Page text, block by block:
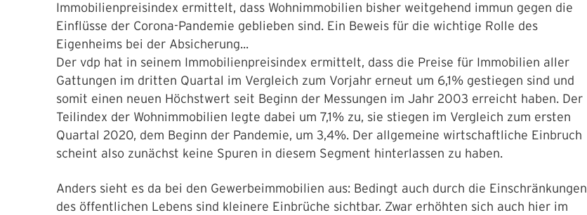
Immobilienpreisindex ermittelt, dass Wohnimmobilien bisher weitgehend immun gegen die
Einflüsse der Corona-Pandemie geblieben sind. Ein Beweis für die wichtige Rolle des
Eigenheims bei der Absicherung...
Der vdp hat in seinem Immobilienpreisindex ermittelt, dass die Preise für Immobilien aller
Gattungen im dritten Quartal im Vergleich zum Vorjahr erneut um 6,1% gestiegen sind und
somit einen neuen Höchstwert seit Beginn der Messungen im Jahr 2003 erreicht haben. Der
Teilindex der Wohnimmobilien legte dabei um 7,1% zu, sie stiegen im Vergleich zum ersten
Quartal 2020, dem Beginn der Pandemie, um 3,4%. Der allgemeine wirtschaftliche Einbruch
scheint also zunächst keine Spuren in diesem Segment hinterlassen zu haben.
Anders sieht es da bei den Gewerbeimmobilien aus: Bedingt auch durch die Einschränkungen
des öffentlichen Lebens sind kleinere Einbrüche sichtbar. Zwar erhöhten sich auch hier im